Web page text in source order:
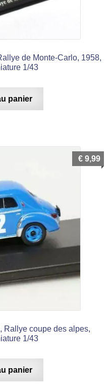
de Monte-Carlo, 1958,
1/43
panier
Rallye coupe des alpes,
1/43
€ 9,99
panier